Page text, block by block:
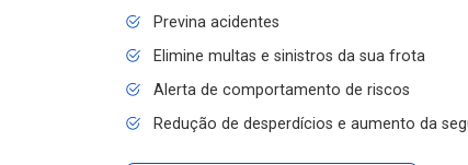
Previna acidentes
Elimine multas e sinistros da sua frota
Alerta de comportamento de riscos
Redução de desperdícios e aumento da